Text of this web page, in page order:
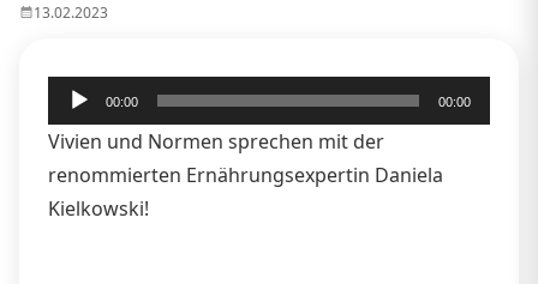
13.02.2023
Audio-
Player
00:00 00:00
Vivien und Normen sprechen mit der
renommierten Ernährungsexpertin Daniela
Kielkowski!